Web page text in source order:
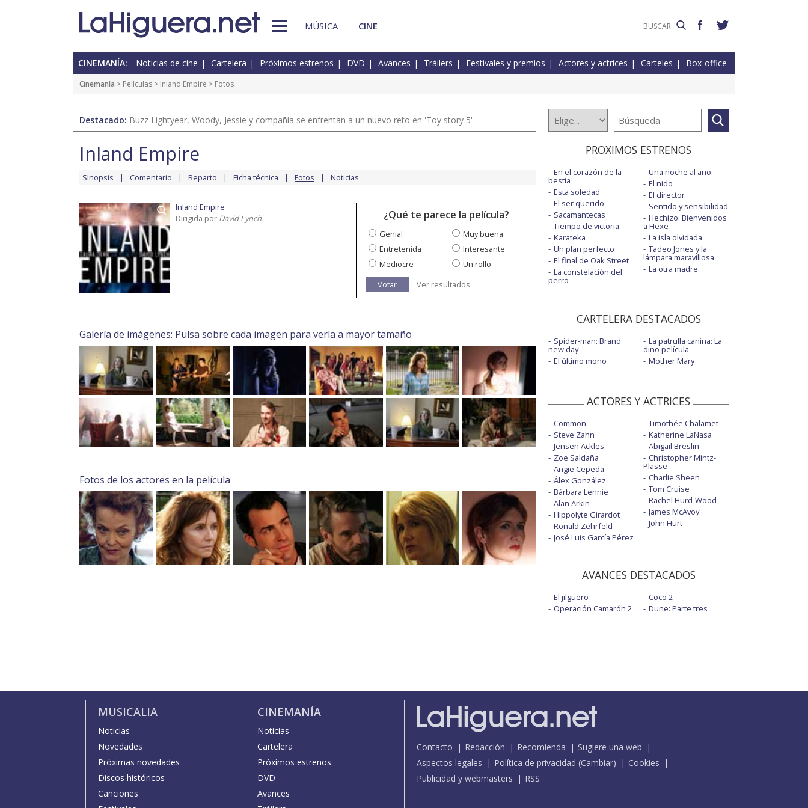
MÚSICA CINE
CINEMANÍA: Noticias de cine Cartelera Próximos estrenos DVD Avances Tráilers Festivales y premios Actores y actrices Carteles Box-office
Cinemanía > Películas > Inland Empire > Fotos
Destacado: Buzz Lightyear, Woody, Jessie y compañía se enfrentan a un nuevo reto en 'Toy story 5'
Inland Empire
Sinopsis Comentario Reparto Ficha técnica Fotos Noticias
Inland Empire
Dirigida por David Lynch ¿Qué te parece la película?
Genial
Muy buena
Entretenida
Interesante
Mediocre
Un rollo
Votar
Ver resultados
Galería de imágenes: Pulsa sobre cada imagen para verla a mayor tamaño
Fotos de los actores en la película
PROXIMOS ESTRENOS
En el corazón de la
bestia
Esta soledad
El ser querido
Sacamantecas
Tiempo de victoria
Karateka
Un plan perfecto
El final de Oak Street
La constelación del
perro
Una noche al año
El nido
El director
Sentido y sensibilidad
Hechizo: Bienvenidos
a Hexe
La isla olvidada
Tadeo Jones y la
lámpara maravillosa
La otra madre
CARTELERA DESTACADOS
Spider-man: Brand
new day
El último mono
La patrulla canina: La
dino película
Mother Mary
ACTORES Y ACTRICES
Common
Steve Zahn
Jensen Ackles
Zoe Saldaña
Angie Cepeda
Álex González
Bárbara Lennie
Alan Arkin
Hippolyte Girardot
Ronald Zehrfeld
José Luis García Pérez
Timothée Chalamet
Katherine LaNasa
Abigail Breslin
Christopher Mintz-
Plasse
Charlie Sheen
Tom Cruise
Rachel Hurd-Wood
James McAvoy
John Hurt
AVANCES DESTACADOS
El jilguero
Operación Camarón 2
Coco 2
Dune: Parte tres
MUSICALIA
Noticias
Novedades
Próximas novedades
Discos históricos
Canciones
CINEMANÍA
Noticias
Cartelera
Próximos estrenos
DVD
Avances
Contacto Redacción Recomienda
Sugiere una web
Aspectos legales
Política de privacidad (Cambiar)
Cookies
Publicidad y webmasters
RSS